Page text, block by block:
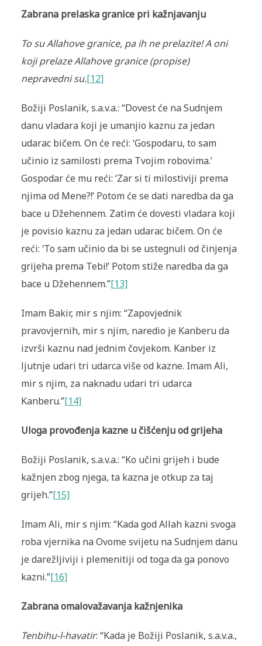
Zabrana prelaska granice pri kažnjavanju
To su Allahove granice, pa ih ne prelazite! A oni
koji prelaze Allahove granice (propise)
nepravedni su.[12]
Božiji Poslanik, s.a.v.a.: “Dovest će na Sudnjem
danu vladara koji je umanjio kaznu za jedan
udarac bičem. On će reći: ‘Gospodaru, to sam
učinio iz samilosti prema Tvojim robovima.’
Gospodar će mu reći: ‘Zar si ti milostiviji prema
njima od Mene?!’ Potom će se dati naredba da ga
bace u Džehennem. Zatim će dovesti vladara koji
je povisio kaznu za jedan udarac bičem. On će
reći: ‘To sam učinio da bi se ustegnuli od činjenja
grijeha prema Tebi!’ Potom stiže naredba da ga
bace u Džehennem.”[13]
Imam Bakir, mir s njim: “Zapovjednik
pravovjernih, mir s njim, naredio je Kanberu da
izvrši kaznu nad jednim čovjekom. Kanber iz
ljutnje udari tri udarca više od kazne. Imam Ali,
mir s njim, za naknadu udari tri udarca
Kanberu.”[14]
Uloga provođenja kazne u čišćenju od grijeha
Božiji Poslanik, s.a.v.a.: “Ko učini grijeh i bude
kažnjen zbog njega, ta kazna je otkup za taj
grijeh.”[15]
Imam Ali, mir s njim: “Kada god Allah kazni svoga
roba vjernika na Ovome svijetu na Sudnjem danu
je darežljiviji i plemenitiji od toga da ga ponovo
kazni.”[16]
Zabrana omalovažavanja kažnjenika
Tenbihu-l-havatir: “Kada je Božiji Poslanik, s.a.v.a.,